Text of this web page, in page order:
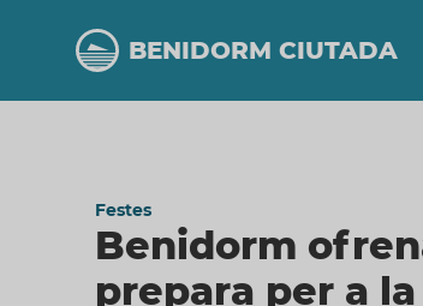
contingut
BENIDORM CIUTADA
Festes
Benidorm
prepara per a